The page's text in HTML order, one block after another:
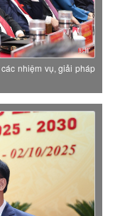
nhiệm vụ, giải pháp